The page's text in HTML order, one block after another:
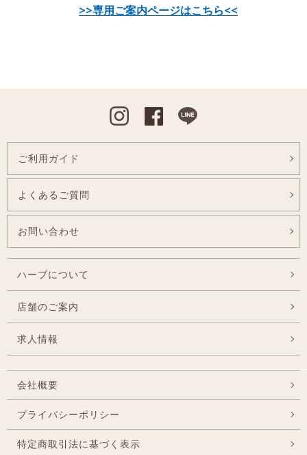
>>専用ご案内ページはこちら<<
Instagram
ご利用ガイド
よくあるご質問
お問い合わせ
ハーブについて
店舗のご案内
求人情報
会社概要
プライバシーポリシー
特定商取引法に基づく表示